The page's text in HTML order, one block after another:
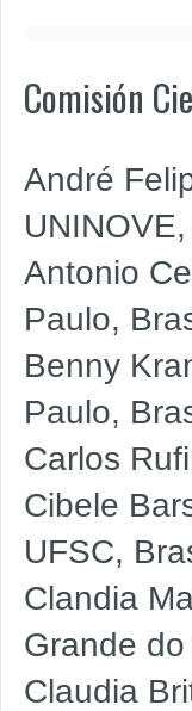
Comisión
André
Antonio
Paulo,
Benny
Paulo,
Carlos
Cibele
UFSC,
Clandia
Grande
Claudia